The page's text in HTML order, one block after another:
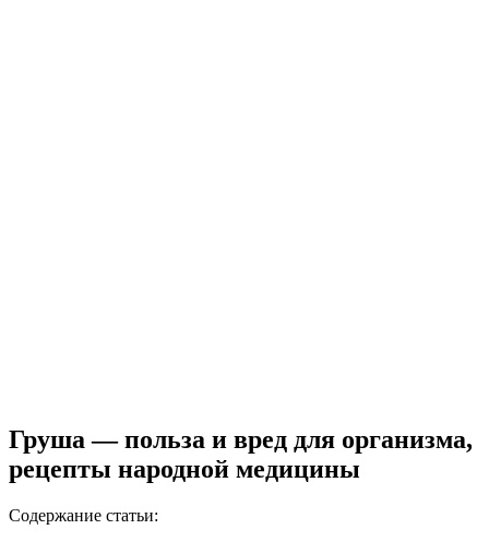
Груша — польза и вред для организма,
рецепты народной медицины
Содержание статьи: